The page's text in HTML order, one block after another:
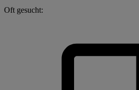
Oft gesucht: